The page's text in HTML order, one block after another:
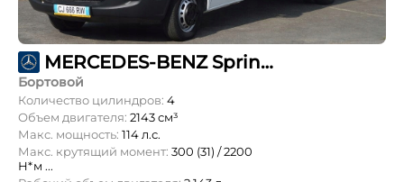
MERCEDES-BENZ Sprinter 211 CDI L1 OneCab 3,5т
Бортовой
Количество цилиндров: 4
Объем двигателя: 2143 см³
Макс. мощность: 114 л.с.
Макс. крутящий момент: 300 (31) / 2200
Н*м ...